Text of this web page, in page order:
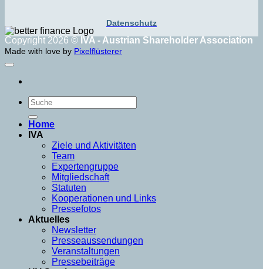
Datenschutz
Copyright 2026 © IVA - Austrian Shareholder Association
Made with love by Pixelflüsterer
Home
IVA
Ziele und Aktivitäten
Team
Expertengruppe
Mitgliedschaft
Statuten
Kooperationen und Links
Pressefotos
Aktuelles
Newsletter
Presseaussendungen
Veranstaltungen
Pressebeiträge